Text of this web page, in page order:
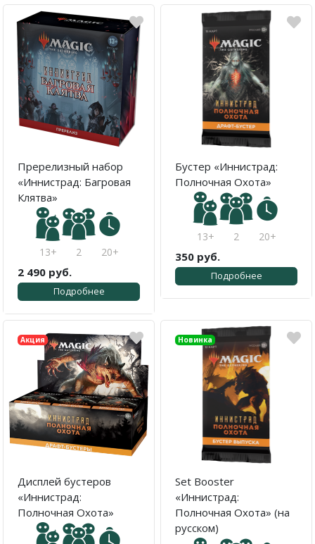
Пререлизный набор
«Иннистрад: Багровая
Клятва»
13+ 2 20+
2 490 руб.
Подробнее
Бустер «Иннистрад:
Полночная Охота»
13+ 2 20+
350 руб.
Подробнее
Акция
Дисплей бустеров
«Иннистрад:
Полночная Охота»
Новинка
Set Booster
«Иннистрад:
Полночная Охота» (на
русском)